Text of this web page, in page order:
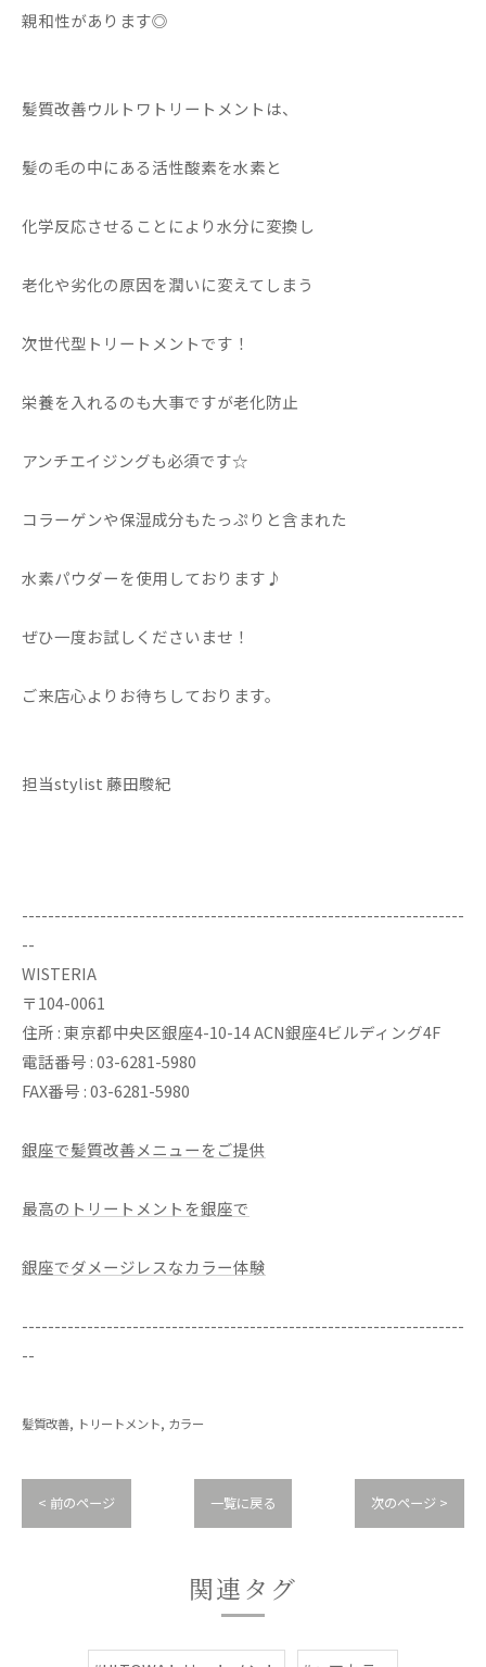
親和性があります◎
髪質改善ウルトワトリートメントは、
髪の毛の中にある活性酸素を水素と
化学反応させることにより水分に変換し
老化や劣化の原因を潤いに変えてしまう
次世代型トリートメントです！
栄養を入れるのも大事ですが老化防止
アンチエイジングも必須です☆
コラーゲンや保湿成分もたっぷりと含まれた
水素パウダーを使用しております♪
ぜひ一度お試しくださいませ！
ご来店心よりお待ちしております。
担当stylist 藤田駿紀
--------------------------------------------------------------------
--
WISTERIA
〒104-0061
住所 : 東京都中央区銀座4-10-14 ACN銀座4ビルディング4F
電話番号 : 03-6281-5980
FAX番号 : 03-6281-5980
銀座で髪質改善メニューをご提供
最高のトリートメントを銀座で
銀座でダメージレスなカラー体験
--------------------------------------------------------------------
--
髪質改善 トリートメント カラー
< 前のページ 一覧に戻る 次のページ >
関連タグ